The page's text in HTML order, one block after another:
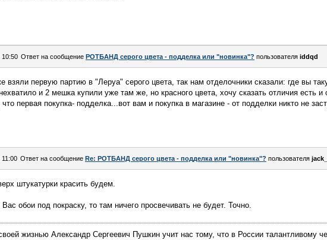
10:50 Ответ на сообщение РОТБАНД серого цвета - подделка или "новинка"? пользователя iddqd
взяли первую партию в "Леруа" серого цвета, так нам отделочники сказали: где вы
и 2 мешка купили уже там же, но красного цвета, хочу сказать отличия есть
первая покупка- подделка...вот вам и покупка в магазине - от подделки никто не
11:00 Ответ на сообщение Re: РОТБАНД серого цвета - подделка или "новинка"? пользователя
штукатурки красить будем.
обои под покраску, то там ничего просвечивать не будет. Точно.
жизнью Александр Сергеевич Пушкин учит нас тому, что в России талантливому